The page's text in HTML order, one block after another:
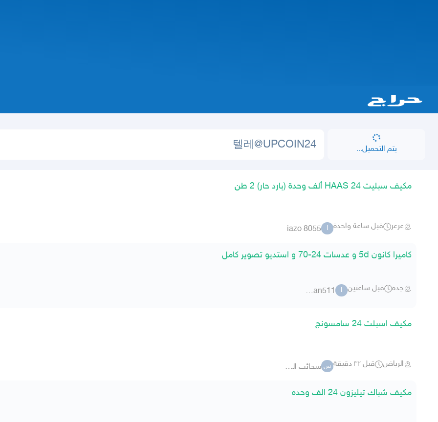
يتم التحميل...
مكيف سبليت HAAS 24 ألف وحدة (بارد حار) 2 طن
عرعر قبل ساعة واحدة I
iazo 8055
كاميرا كانون 5d و عدسات 24-70 و استديو تصوير كامل
جده قبل ساعتين I
ibayan511
مكيف اسبلت 24 سامسونج
الرياض قبل ٣٢ دقيقة س سحائب الطيب
مكيف شباك تيليزون 24 الف وحده